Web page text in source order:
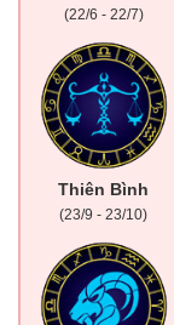
(22/6 - 22/7)
Thiên Bình
(23/9 - 23/10)